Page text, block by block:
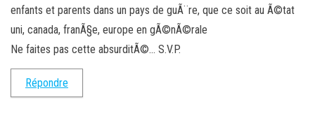
enfants et parents dans un pays de guÃ¨re, que ce soit au Ã©tat
uni, canada, franÃ§e, europe en gÃ©nÃ©rale
Ne faites pas cette absurditÃ©… S.V.P.
Répondre